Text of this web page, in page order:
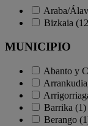
Araba/
Bizkaia
MUNICIPIO
Abanto y
Barrika (1)
Berango